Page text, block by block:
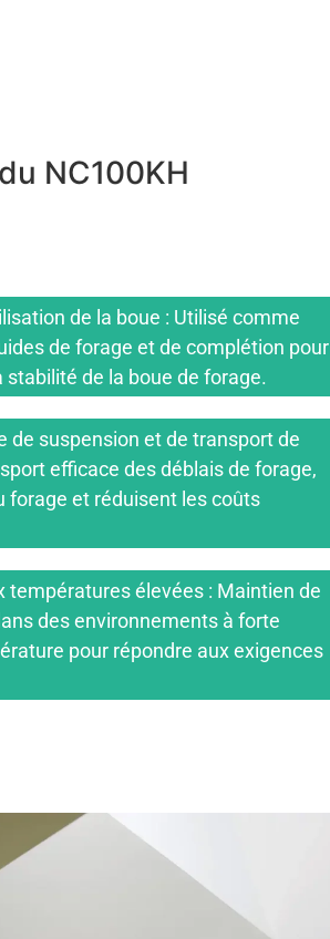
NC100KH
de la boue : Utilisé comme
de forage et de complétion pour
de la boue de forage.
de suspension et de transport de
efficace des déblais de forage,
forage et réduisent les coûts
températures élevées : Maintien de
des environnements à forte
pour répondre aux exigences